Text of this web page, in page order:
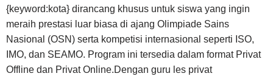
{keyword:kota} dirancang khusus untuk siswa yang ingin
meraih prestasi luar biasa di ajang Olimpiade Sains
Nasional (OSN) serta kompetisi internasional seperti ISO,
IMO, dan SEAMO. Program ini tersedia dalam format Privat
Offline dan Privat Online.Dengan guru les privat